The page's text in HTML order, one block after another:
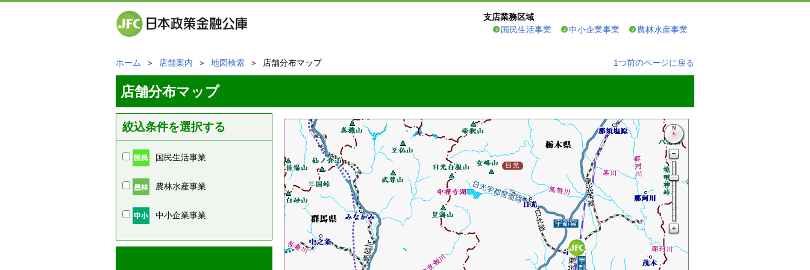
支店業務区域
国民生活事業
中小企業事業 農林水産事業
ホーム ＞ 店舗案内 ＞ 地図検索 ＞ 店舗分布マップ 1つ前のページに戻る
店舗分布マップ
絞込条件を選択する
国民生活事業
農林水産事業
中小企業事業